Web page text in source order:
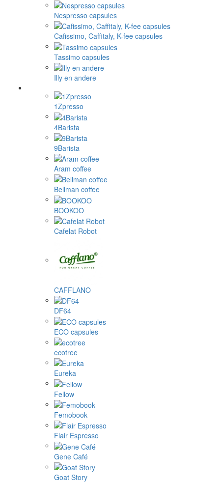
Nespresso capsules
Cafissimo, Caffitaly, K-fee capsules
Tassimo capsules
Illy en andere
1Zpresso
4Barista
9Barista
Aram coffee
Bellman coffee
BOOKOO
Cafelat Robot
CAFFLANO
DF64
ECO capsules
ecotree
Eureka
Fellow
Femobook
Flair Espresso
Gene Café
Goat Story